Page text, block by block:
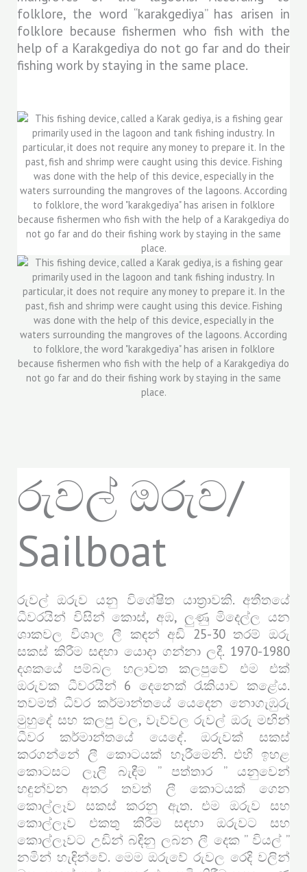
folklore, the word “karakgediya” has arisen in
folklore because fishermen who fish with the
help of a Karakgediya do not go far and do their
fishing work by staying in the same place.
රුවල් ඔරුව/
Sailboat
රුවල් ඔරුව යනු විශේෂිත යාත්‍රාවකි. අතීතයේ
ධීවරයින් විසින් කොස්, අඹ, ලුණු මිදෙල්ල යන
ශාකවල විශාල ලී කඳන් අඩි 25-30 තරම් ඔරු
සකස් කිරීම සඳහා යොදා ගන්නා ලදී. 1970-1980
දශකයේ පම්බල හලාවත කලපුවේ එම එක්
ඔරුවක ධීවරයින් 6 දෙනෙක් රැකියාව කළේය.
තවමත් ධීවර කර්මාන්තයේ යෙදෙන නොගැඹුරු
මුහුදේ සහ කලපු වල, වැව්වල රුවල් ඔරු මඟින්
ධීවර කර්මාන්තයේ යෙදේ. ඔරුවක් සකස්
කරගන්නේ ලී කොටයක් හෑරීමෙනි. එහි ඉහළ
කොටසට ලෑලි බැඳීම ” පත්තාර ” යනුවෙන්
හඳුන්වන අතර තවත් ලී කොටයක් ගෙන
කොල්ලෑව සකස් කරනු ඇත. එම ඔරුව සහ
කොල්ලෑව එකතු කිරීම සඳහා ඔරුවට සහ
කොල්ලෑවට උඩින් බඳිනු ලබන ලී දෙක ” වියල් ”
නමින් හැඳින්වේ. මෙම ඔරුවේ රුවල රෙදි වලින්